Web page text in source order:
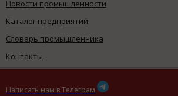
Новости промышленности
Каталог предприятий
Словарь промышленника
Контакты
Написать нам в Телеграм